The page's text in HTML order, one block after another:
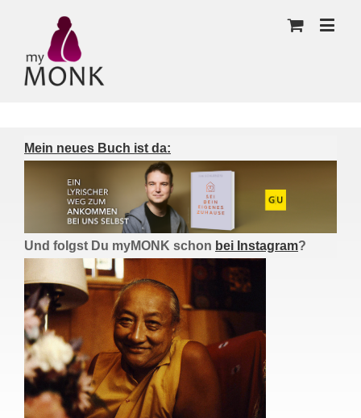
Mein neues Buch ist da:
Und folgst Du myMONK schon bei Instagram?